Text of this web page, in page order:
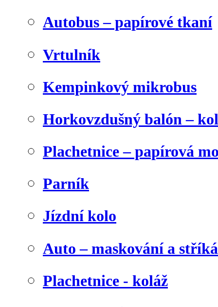
Autobus – papírové tkaní
Vrtulník
Kempinkový mikrobus
Horkovzdušný balón –
Plachetnice – papírová
Parník
Jízdní kolo
Auto – maskování a
Plachetnice - koláž